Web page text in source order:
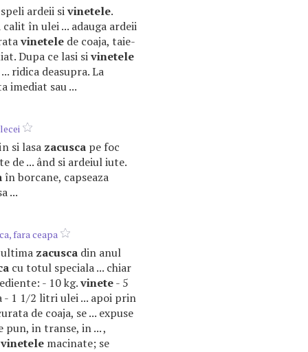
ardeii sivinetele.
calit în ulei ... adauga ardeii
vinetele de coaja, taie-
Dupa ce lasi sivinetele
ridica deasupra. La
imediat sau ...
si lasa zacusca pe foc
de ... ând si ardeiul iute.
în borcane, capseaza
...
fara ceapa
zacusca din anul
cu totul speciala ... chiar
- 10 kg.vinete- 5
- 1 1/2 litri ulei ... apoi prin
de coaja, se ... expuse
pun, in transe, in ... ,
vinetele macinate; se